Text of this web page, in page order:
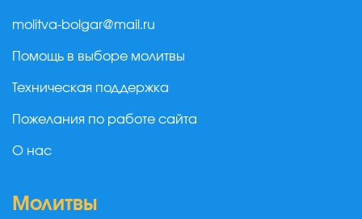
molitva-bolgar@mail.ru
Помощь в выборе молитвы
Техническая поддержка
Пожелания по работе сайта
О нас
Молитвы